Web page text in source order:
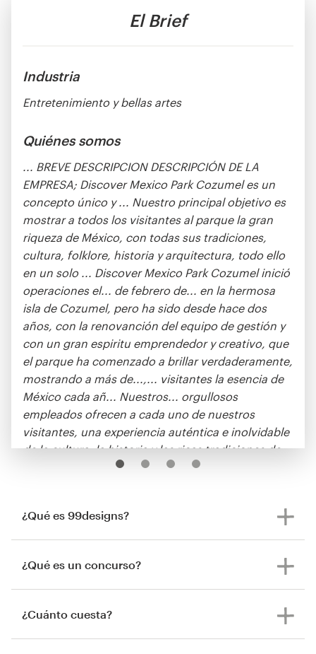
El Brief
Industria
Entretenimiento y bellas artes
Quiénes somos
... BREVE DESCRIPCION DESCRIPCIÓN DE LA
EMPRESA; Discover Mexico Park Cozumel es un
concepto único y ... Nuestro principal objetivo es
mostrar a todos los visitantes al parque la gran
riqueza de México, con todas sus tradiciones,
cultura, folklore, historia y arquitectura, todo ello
en un solo ... Discover Mexico Park Cozumel inició
operaciones el... de febrero de... en la hermosa
isla de Cozumel, pero ha sido desde hace dos
años, con la renovanción del equipo de gestión y
con un gran espiritu emprendedor y creativo, que
el parque ha comenzado a brillar verdaderamente,
mostrando a más de...,... visitantes la esencia de
México cada añ... Nuestros... orgullosos
empleados ofrecen a cada uno de nuestros
visitantes, una experiencia auténtica e inolvidable
de la cultura, la historia y las ricas tradiciones de
Mé... Somos una empresa...% mexicana, donde el
visitantes debido a su conocimiento único, su
entusiasmo y actitud, orientada al ... ... QUE NOS
nuestros productos, servicios e instalaciones,
todas ellas...% accesibles para todos los públicos,
edades, incluidas personas con capacidades ...
escatimar en la ... ... VALORES DE LA EMPRESA;
¿Qué es 99designs?
¿Qué es un concurso?
¿Cuánto cuesta?